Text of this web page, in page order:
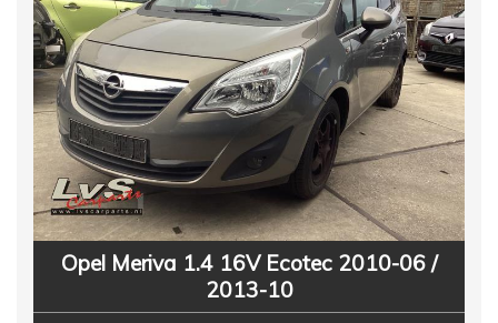
Opel Meriva 1.4 16V Ecotec 2010-06 /
2013-10